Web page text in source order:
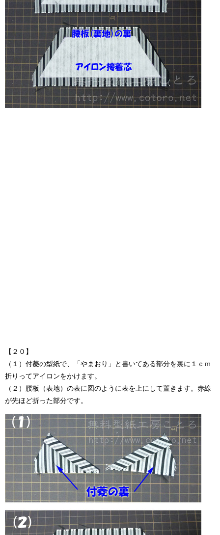
【２０】
（１）付菱の型紙で、「やまおり」と書いてある部分を裏に１ｃｍ
折りってアイロンをかけます。
（２）腰板（表地）の表に図のように表を上にして置きます。赤線
が先ほど折った部分です。